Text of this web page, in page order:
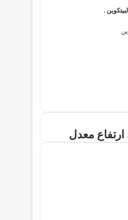
ارتفاع معدل